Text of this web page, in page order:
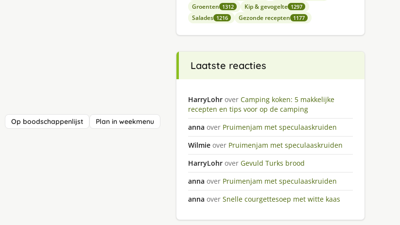
Op boodschappenlijst Plan in weekmenu
Groenten 1312 Kip & gevogelte 1297
Salades 1216 Gezonde recepten 1177
Laatste reacties
HarryLohr over Camping koken: 5 makkelijke
recepten en tips voor op de camping
anna over Pruimenjam met speculaaskruiden
Wilmie over Pruimenjam met speculaaskruiden
HarryLohr over Gevuld Turks brood
anna over Pruimenjam met speculaaskruiden
anna over Snelle courgettesoep met witte kaas